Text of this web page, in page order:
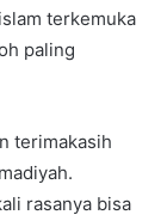
terkemuka
paling
terimakasih
rasanya bisa